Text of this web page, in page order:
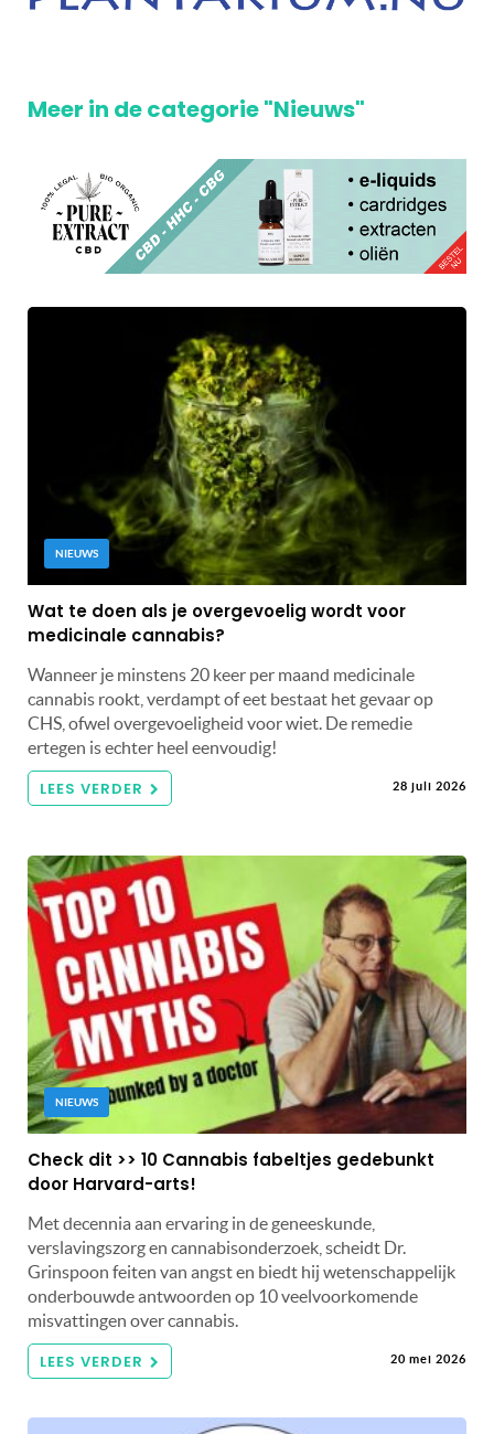
Meer in de categorie "Nieuws"
NIEUWS
Wat te doen als je overgevoelig wordt voor
medicinale cannabis?
Wanneer je minstens 20 keer per maand medicinale
cannabis rookt, verdampt of eet bestaat het gevaar op
CHS, ofwel overgevoeligheid voor wiet. De remedie
ertegen is echter heel eenvoudig!
LEES VERDER 28 juli 2026
NIEUWS
Check dit >> 10 Cannabis fabeltjes gedebunkt
door Harvard-arts!
Met decennia aan ervaring in de geneeskunde,
verslavingszorg en cannabisonderzoek, scheidt Dr.
Grinspoon feiten van angst en biedt hij wetenschappelijk
onderbouwde antwoorden op 10 veelvoorkomende
misvattingen over cannabis.
LEES VERDER 20 mei 2026